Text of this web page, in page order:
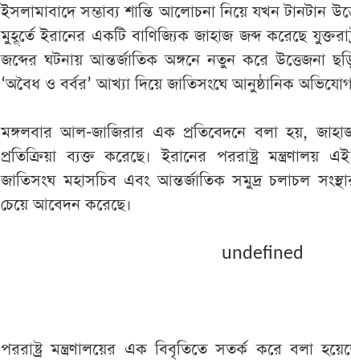
ইসলামাবাদে সম্ভাব্য শান্তি আলোচনা নিয়ে যখন টানটান
মুহূর্তে ইরানের একটি বাণিজ্যিক জাহাজ জব্দ করেছে
জব্দের ঘটনায় আন্তর্জাতিক অঙ্গনে নতুন করে উত্তেজনা
‘অবৈধ ও বর্বর’ আখ্যা দিয়ে জাতিসংঘে আনুষ্ঠানিক
মঙ্গলবার আল-জাজিরার এক প্রতিবেদনে বলা হয়,
প্রতিক্রিয়া ব্যক্ত করেছে। ইরানের পররাষ্ট্র মন্ত্রণালয়
জাতিসংঘ মহাসচিব এবং আন্তর্জাতিক সমুদ্র চলাচল
চেয়ে আবেদন করেছে।
undefined
পররাষ্ট্র মন্ত্রণালয়ের এক বিবৃতিতে সতর্ক করে বলা